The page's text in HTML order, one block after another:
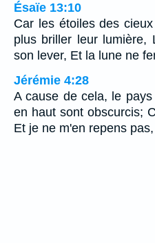
Ésaïe 13:10
Car les étoiles des
plus briller leur lumière,
son lever, Et la lune ne
Jérémie 4:28
A cause de cela, le
en haut sont obscurcis;
Et je ne m'en repens